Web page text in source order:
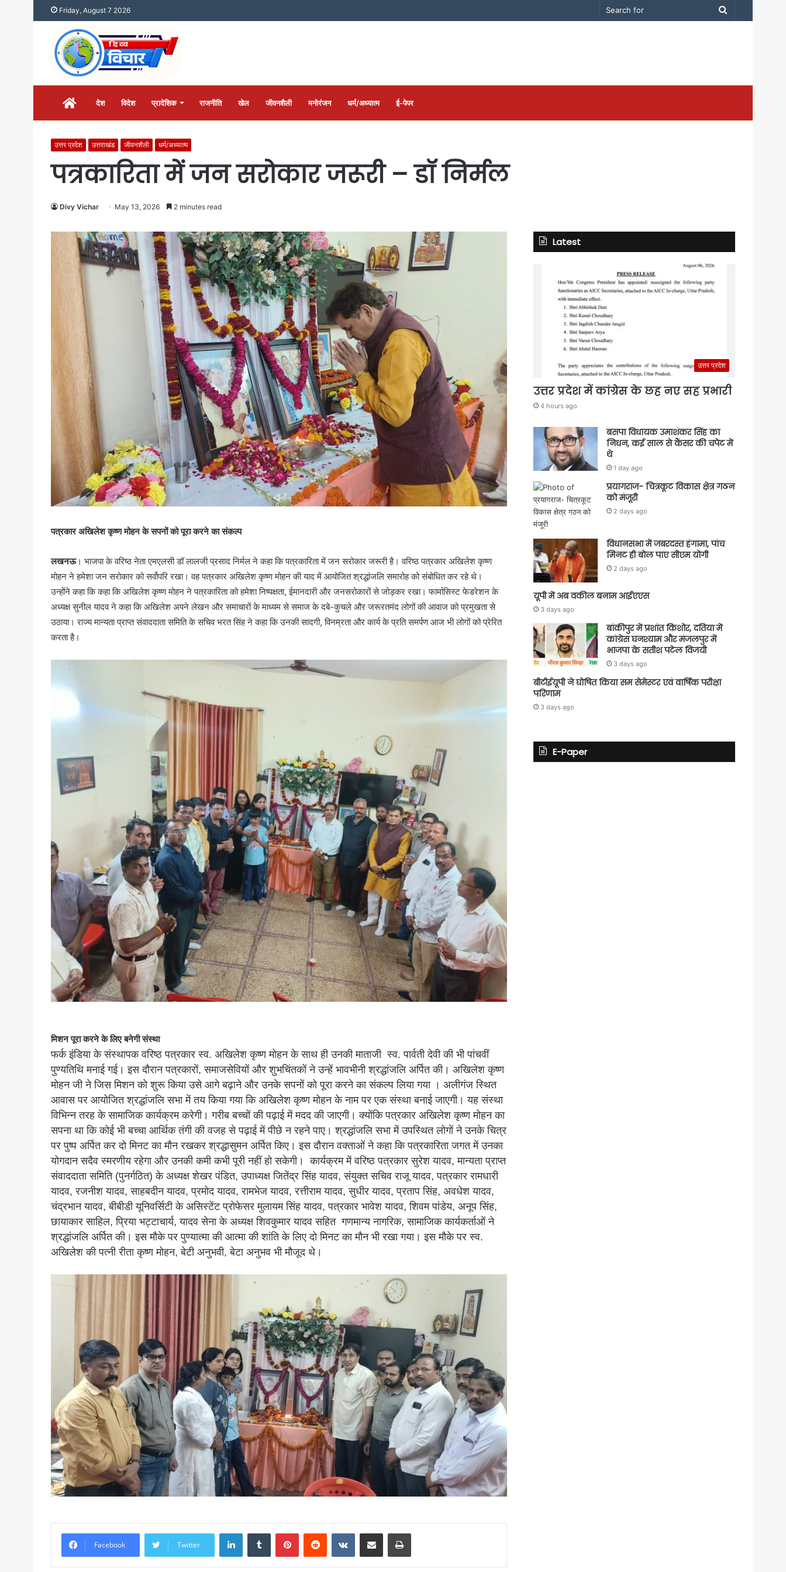
Friday, August 7 2026
Search
होम देश विदेश प्रादेशिक राजनीति खेल जीवनशैली मनोरंजन धर्म/अध्यात्म ई-पेपर
उत्तर प्रदेश उत्तराखंड जीवनशैली धर्म/अध्यात्म
पत्रकारिता में जन सरोकार जरूरी – डॉ निर्मल
Divy Vichar May 13, 2026 2 minutes read
पत्रकार अखिलेश कृष्ण मोहन के सपनों को पूरा करने का संकल्प
लखनऊ। भाजपा के वरिष्ठ नेता एमएलसी डॉ लालजी प्रसाद निर्मल ने कहा कि पत्रकारिता में जन सरोकार जरूरी है। वरिष्ठ पत्रकार अखिलेश कृष्ण
मोहन ने हमेशा जन सरोकार को सर्वोपरि रखा। वह पत्रकार अखिलेश कृष्ण मोहन की याद में आयोजित श्रद्धांजलि समारोह को संबोधित कर रहे थे।
उन्होंने कहा कि कहा कि अखिलेश कृष्ण मोहन ने पत्रकारिता को हमेशा निष्पक्षता, ईमानदारी और जनसरोकारों से जोड़कर रखा। फार्मासिस्ट फेडरेशन के
अध्यक्ष सुनील यादव ने कहा कि अखिलेश अपने लेखन और समाचारों के माध्यम से समाज के दबे-कुचले और जरूरतमंद लोगों की आवाज को प्रमुखता से
उठाया। राज्य मान्यता प्राप्त संवाददाता समिति के सचिव भरत सिंह ने कहा कि उनकी सादगी, विनम्रता और कार्य के प्रति समर्पण आज भी लोगों को प्रेरित
करता है।
मिशन पूरा करने के लिए बनेगी संस्था
फर्क इंडिया के संस्थापक वरिष्ठ पत्रकार स्व. अखिलेश कृष्ण मोहन के साथ ही उनकी माताजी स्व. पार्वती देवी की भी पांचवीं
पुण्यतिथि मनाई गई। इस दौरान पत्रकारों, समाजसेवियों और शुभचिंतकों ने उन्हें भावभीनी श्रद्धांजलि अर्पित की। अखिलेश कृष्ण
मोहन जी ने जिस मिशन को शुरू किया उसे आगे बढ़ाने और उनके सपनों को पूरा करने का संकल्प लिया गया । अलीगंज स्थित
आवास पर आयोजित श्रद्धांजलि सभा में तय किया गया कि अखिलेश कृष्ण मोहन के नाम पर एक संस्था बनाई जाएगी। यह संस्था
विभिन्न तरह के सामाजिक कार्यक्रम करेगी। गरीब बच्चों की पढ़ाई में मदद की जाएगी। क्योंकि पत्रकार अखिलेश कृष्ण मोहन का
सपना था कि कोई भी बच्चा आर्थिक तंगी की वजह से पढ़ाई में पीछे न रहने पाए। श्रद्धांजलि सभा में उपस्थित लोगों ने उनके चित्र
पर पुष्प अर्पित कर दो मिनट का मौन रखकर श्रद्धासुमन अर्पित किए। इस दौरान वक्ताओं ने कहा कि पत्रकारिता जगत में उनका
योगदान सदैव स्मरणीय रहेगा और उनकी कमी कभी पूरी नहीं हो सकेगी। कार्यक्रम में वरिष्ठ पत्रकार सुरेश यादव, मान्यता प्राप्त
संवाददाता समिति (पुनर्गठित) के अध्यक्ष शेखर पंडित, उपाध्यक्ष जितेंद्र सिंह यादव, संयुक्त सचिव राजू यादव, पत्रकार रामधारी
यादव, रजनीश यादव, साहबदीन यादव, प्रमोद यादव, रामभेज यादव, रत्तीराम यादव, सुधीर यादव, प्रताप सिंह, अवधेश यादव,
चंद्रभान यादव, बीबीडी यूनिवर्सिटी के असिस्टेंट प्रोफेसर मुलायम सिंह यादव, पत्रकार भावेश यादव, शिवम पांडेय, अनूप सिंह,
छायाकार साहिल, प्रिया भट्टाचार्य, यादव सेना के अध्यक्ष शिवकुमार यादव सहित गणमान्य नागरिक, सामाजिक कार्यकर्ताओं ने
श्रद्धांजलि अर्पित की। इस मौके पर पुण्यात्मा की आत्मा की शांति के लिए दो मिनट का मौन भी रखा गया। इस मौके पर स्व.
अखिलेश की पत्नी रीता कृष्ण मोहन, बेटी अनुभवी, बेटा अनुभव भी मौजूद थे।
Facebook Twitter
LinkedInTumblr PinterestReddit VKontakteShare via Email Print
Latest
उत्तर प्रदेश
उत्तर प्रदेश में कांग्रेस के छह नए सह प्रभारी
4 hours ago
बसपा विधायक उमाशंकर सिंह का
निधन, कई साल से कैंसर की चपेट में
थे
1 day ago
प्रयागराज- चित्रकूट विकास क्षेत्र गठन
को मंजूरी
2 days ago
विधानसभा में जबरदस्त हंगामा, पांच
मिनट ही बोल पाए सीएम योगी
2 days ago
यूपी में अब वकील बनाम आईएएस
3 days ago
बांकीपुर में प्रशांत किशोर, दतिया में
कांग्रेस घनश्याम और मंजलपुर में
भाजपा के सतीश पटेल विजयी
3 days ago
बीटीईयूपी ने घोषित किया सम सेमेस्टर एवं वार्षिक परीक्षा
परिणाम
3 days ago
E-Paper